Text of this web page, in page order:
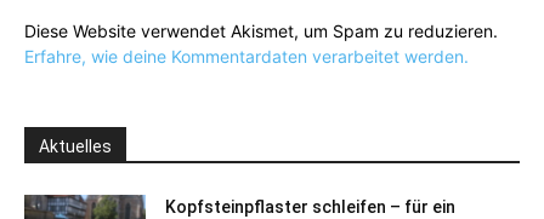
Diese Website verwendet Akismet, um Spam zu reduzieren.
Erfahre, wie deine Kommentardaten verarbeitet werden.
Aktuelles
Kopfsteinpflaster schleifen – für ein